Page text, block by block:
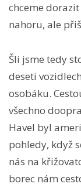
chceme dorazit
nahoru, ale
Šli jsme tedy
deseti
osobáku.
všechno
Havel byl
pohledy, když
nás na
borec nám